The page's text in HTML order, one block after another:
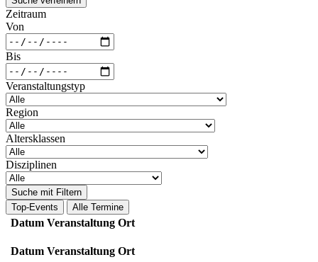
Zeitraum
Von
Bis
Veranstaltungstyp
Region
Altersklassen
Disziplinen
Suche mit Filtern
Top-Events
Alle Termine
Datum Veranstaltung Ort
Datum Veranstaltung Ort